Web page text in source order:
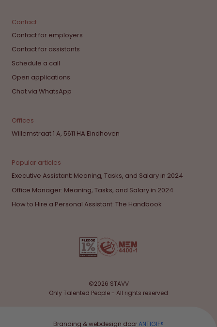
Contact
Contact for employers
Contact for assistants
Schedule a call
Open applications
Chat via WhatsApp
Offices
Willemstraat 1 A, 5611 HA Eindhoven
Popular articles
Executive Assistant: Meaning, Tasks, and Salary in 2024
Office Manager: Meaning, Tasks, and Salary in 2024
How to Hire a Personal Assistant: The Handbook
©2026 STAVV
Only Talented People - All rights reserved
Branding & webdesign doorANTIGIF®